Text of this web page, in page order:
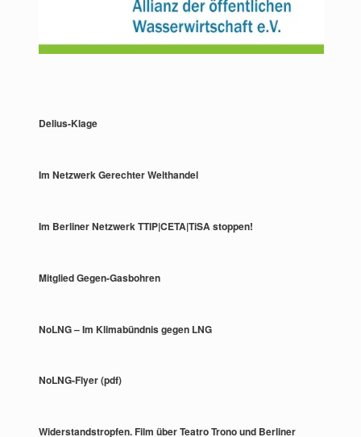
Delius-Klage
Im Netzwerk Gerechter Welthandel
Im Berliner Netzwerk TTIP|CETA|TiSA stoppen!
Mitglied Gegen-Gasbohren
NoLNG – Im Klimabündnis gegen LNG
NoLNG-Flyer (pdf)
Widerstandstropfen. Film über Teatro Trono und Berliner